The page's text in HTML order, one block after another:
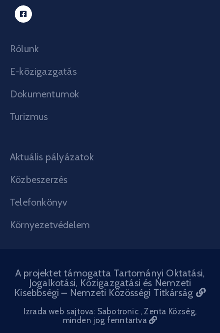
Rólunk
E-közigazgatás
Dokumentumok
Turizmus
Aktuális pályázatok
Közbeszerzés
Telefonkönyv
Környezetvédelem
A projektet támogatta Tartományi Oktatási,
Jogalkotási, Közigazgatási és Nemzeti
Kisebbségi – Nemzeti Közösségi Titkárság
Izrada web sajtova: Sabotronic , Zenta Község,
minden jog fenntartva